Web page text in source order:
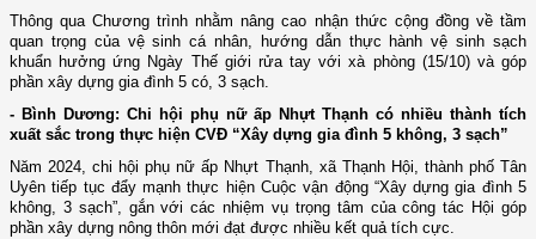
Thông qua Chương trình nhằm nâng cao nhận thức cộng đồng về tầm
quan trọng của vệ sinh cá nhân, hướng dẫn thực hành vệ sinh sạch
khuẩn hưởng ứng Ngày Thế giới rửa tay với xà phòng (15/10) và góp
phần xây dựng gia đình 5 có, 3 sạch.
- Bình Dương: Chi hội phụ nữ ấp Nhựt Thạnh có nhiều thành tích
xuất sắc trong thực hiện CVĐ “Xây dựng gia đình 5 không, 3 sạch”
Năm 2024, chi hội phụ nữ ấp Nhựt Thạnh, xã Thạnh Hội, thành phố Tân
Uyên tiếp tục đẩy mạnh thực hiện Cuộc vận động “Xây dựng gia đình 5
không, 3 sạch”, gắn với các nhiệm vụ trọng tâm của công tác Hội góp
phần xây dựng nông thôn mới đạt được nhiều kết quả tích cực.